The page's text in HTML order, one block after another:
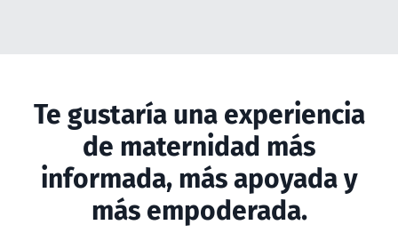
Te gustaría una experiencia
de maternidad más
informada, más apoyada y
más empoderada.